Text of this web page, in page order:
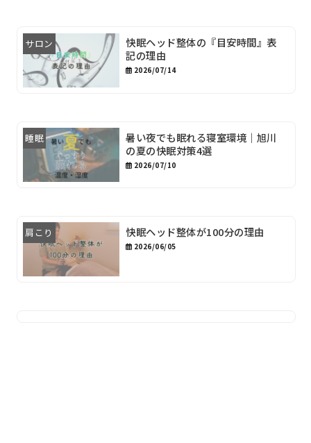
サロン
快眠ヘッド整体の『目安時間』表
記の理由
2026/07/14
睡眠
暑い夜でも眠れる寝室環境｜旭川
の夏の快眠対策4選
2026/07/10
肩こり 快眠ヘッド整体が100分の理由
2026/06/05